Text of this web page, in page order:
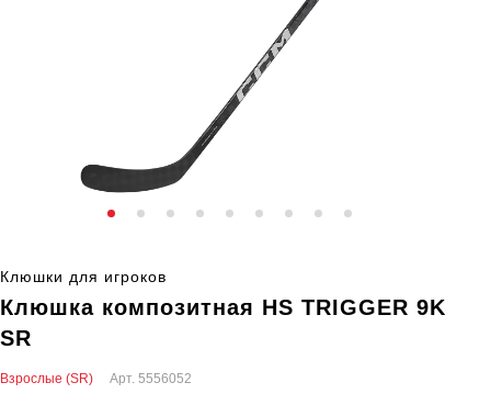
Клюшки для игроков
Клюшка композитная HS TRIGGER 9K
SR
Взрослые (SR) Арт. 5556052